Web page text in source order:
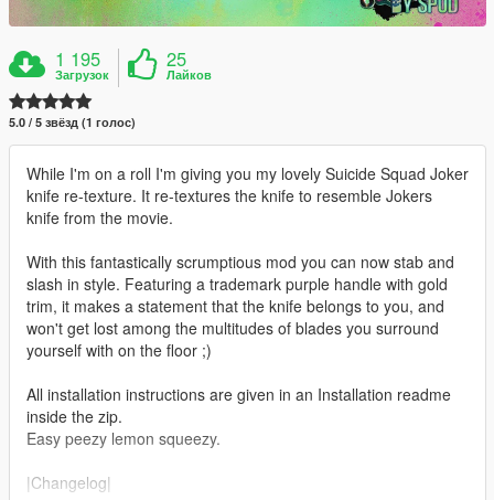
1 195
Загрузок
25
Лайков
5.0 / 5 звёзд (1 голос)
While I'm on a roll I'm giving you my lovely Suicide Squad Joker
knife re-texture. It re-textures the knife to resemble Jokers
knife from the movie.
With this fantastically scrumptious mod you can now stab and
slash in style. Featuring a trademark purple handle with gold
trim, it makes a statement that the knife belongs to you, and
won't get lost among the multitudes of blades you surround
yourself with on the floor ;)
All installation instructions are given in an Installation readme
inside the zip.
Easy peezy lemon squeezy.
|Changelog|